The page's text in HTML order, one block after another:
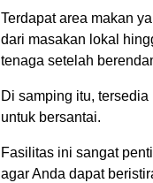
Terdapat area makan
dari masakan lokal
tenaga setelah
Di samping itu,
untuk bersantai.
Fasilitas ini sangat
agar Anda dapat